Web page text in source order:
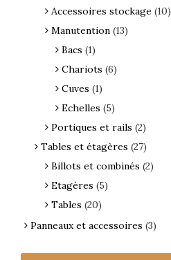
Accessoires stockage (10)
Manutention (13)
Bacs (1)
Chariots (6)
Cuves (1)
Echelles (5)
Portiques et rails (2)
Tables et étagères (27)
Billots et combinés (2)
Etagères (5)
Tables (20)
Panneaux et accessoires (3)